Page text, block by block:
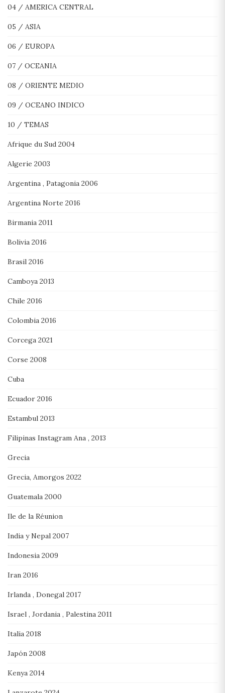
04 / AMERICA CENTRAL
05 / ASIA
06 / EUROPA
07 / OCEANIA
08 / ORIENTE MEDIO
09 / OCEANO INDICO
10 / TEMAS
Afrique du Sud 2004
Algerie 2003
Argentina , Patagonia 2006
Argentina Norte 2016
Birmania 2011
Bolivia 2016
Brasil 2016
Camboya 2013
Chile 2016
Colombia 2016
Corcega 2021
Corse 2008
Cuba
Ecuador 2016
Estambul 2013
Filipinas Instagram Ana , 2013
Grecia
Grecia, Amorgos 2022
Guatemala 2000
Ile de la Réunion
India y Nepal 2007
Indonesia 2009
Iran 2016
Irlanda , Donegal 2017
Israel , Jordania , Palestina 2011
Italia 2018
Japón 2008
Kenya 2014